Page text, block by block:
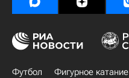
Футбол Фигурное катание